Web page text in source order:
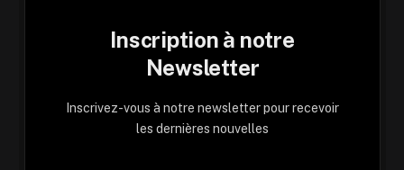
Inscription à notre
Newsletter
Inscrivez-vous à notre newsletter pour recevoir
les dernières nouvelles